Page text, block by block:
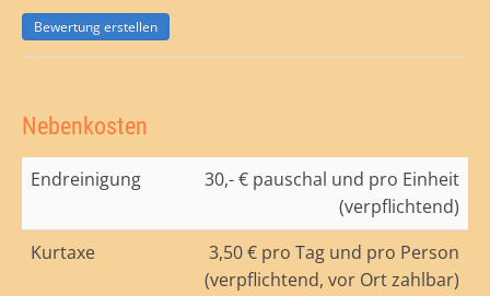
Bewertung erstellen
Nebenkosten
Endreinigung
30,- € pauschal und pro Einheit
(verpflichtend)
Kurtaxe
3,50 € pro Tag und pro Person
(verpflichtend, vor Ort zahlbar)